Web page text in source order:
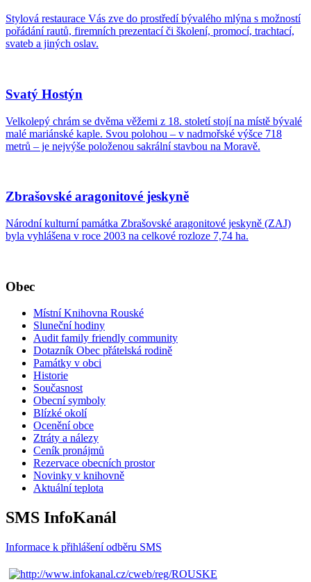
Stylová restaurace Vás zve do prostředí bývalého mlýna s možností
pořádání rautů, firemních prezentací či školení, promocí, trachtací,
svateb a jiných oslav.
Svatý Hostýn
Velkolepý chrám se dvěma věžemi z 18. století stojí na místě bývalé
malé mariánské kaple. Svou polohou – v nadmořské výšce 718
metrů – je nejvýše položenou sakrální stavbou na Moravě.
Zbrašovské aragonitové jeskyně
Národní kulturní památka Zbrašovské aragonitové jeskyně (ZAJ)
byla vyhlášena v roce 2003 na celkové rozloze 7,74 ha.
Obec
Místní Knihovna Rouské
Sluneční hodiny
Audit family friendly community
Dotazník Obec přátelská rodině
Památky v obci
Historie
Současnost
Obecní symboly
Blízké okolí
Ocenění obce
Ztráty a nálezy
Ceník pronájmů
Rezervace obecních prostor
Novinky v knihovně
Aktuální teplota
SMS InfoKanál
Informace k přihlášení odběru SMS